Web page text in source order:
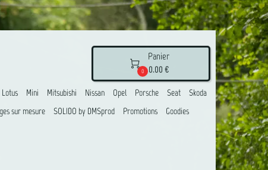

0
Panier
0.00 €
Lotus Mini Mitsubishi Nissan Opel Porsche Seat
Skoda
sur mesure SOLIDO by DMSprod Promotions
Goodies